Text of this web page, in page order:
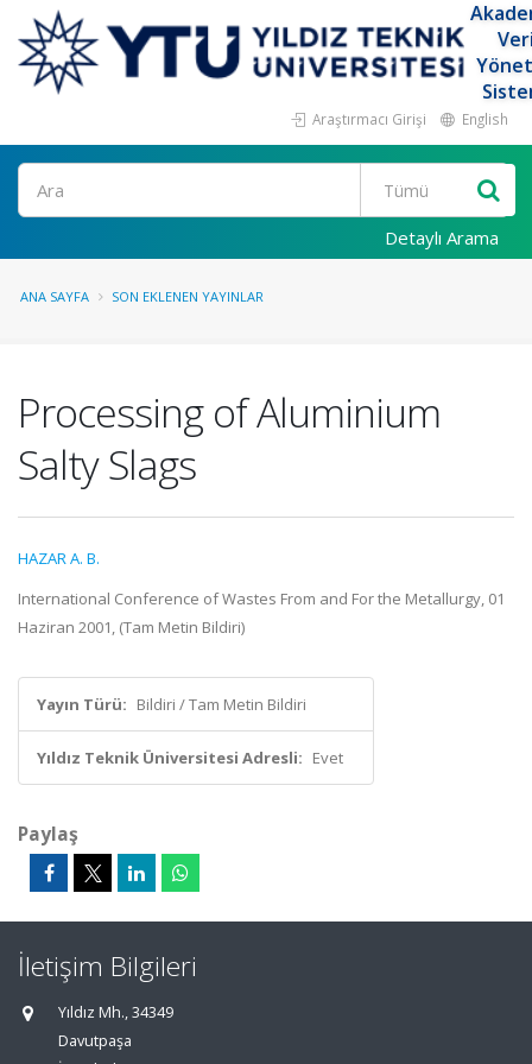
Araştırmacı Girişi English
Ara
Detaylı Arama
ANA SAYFA SON EKLENEN YAYINLAR
Processing of Aluminium
Salty Slags
HAZAR A. B.
International Conference of Wastes From and For the Metallurgy, 01
Haziran 2001, (Tam Metin Bildiri)
Yayın Türü: Bildiri / Tam Metin Bildiri
Yıldız Teknik Üniversitesi Adresli: Evet
Paylaş
İletişim Bilgileri
Yıldız Mh., 34349
Davutpaşa